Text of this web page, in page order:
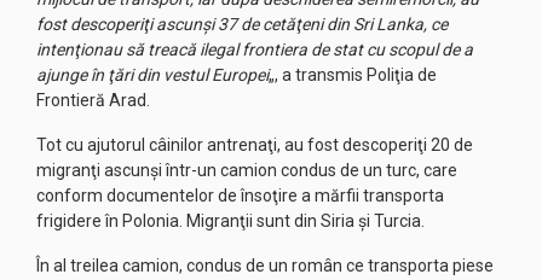
fost descoperiţi ascunşi 37 de cetăţeni din Sri Lanka, ce
intenţionau să treacă ilegal frontiera de stat cu scopul de a
ajunge în ţări din vestul Europei„, a transmis Poliţia de
Frontieră Arad.
Tot cu ajutorul câinilor antrenaţi, au fost descoperiţi 20 de
migranţi ascunşi într-un camion condus de un turc, care
conform documentelor de însoţire a mărfii transporta
frigidere în Polonia. Migranţii sunt din Siria şi Turcia.
În al treilea camion, condus de un român ce transporta piese